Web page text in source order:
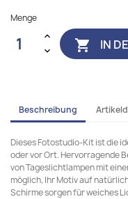
Menge
 IN
Beschreibung
Dieses Fotostudio-Kit ist die
oder vor Ort. Hervorragende
von Tageslichtlampen mit
möglich, Ihr Motiv auf
Schirme sorgen für weiches